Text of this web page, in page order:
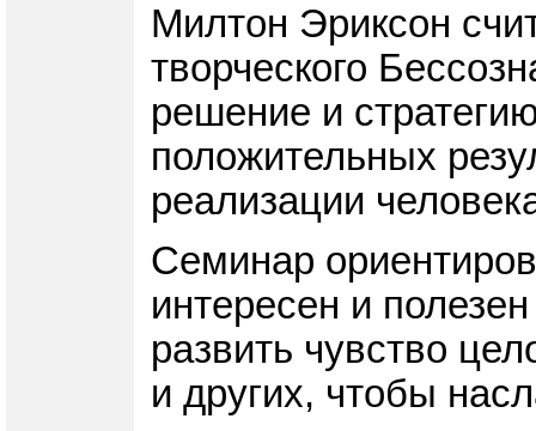
Милтон Эриксон
творческого
решение и
положительных
реализации
Семинар
интересен и
развить чувство
и других, чтобы